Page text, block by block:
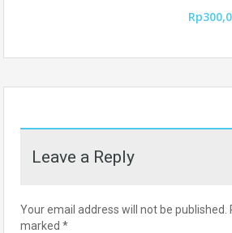
Leave a Reply
Your email address will not be published.
marked *